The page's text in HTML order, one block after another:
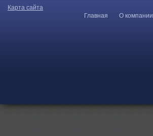
Карта сайта
Главная
О компании